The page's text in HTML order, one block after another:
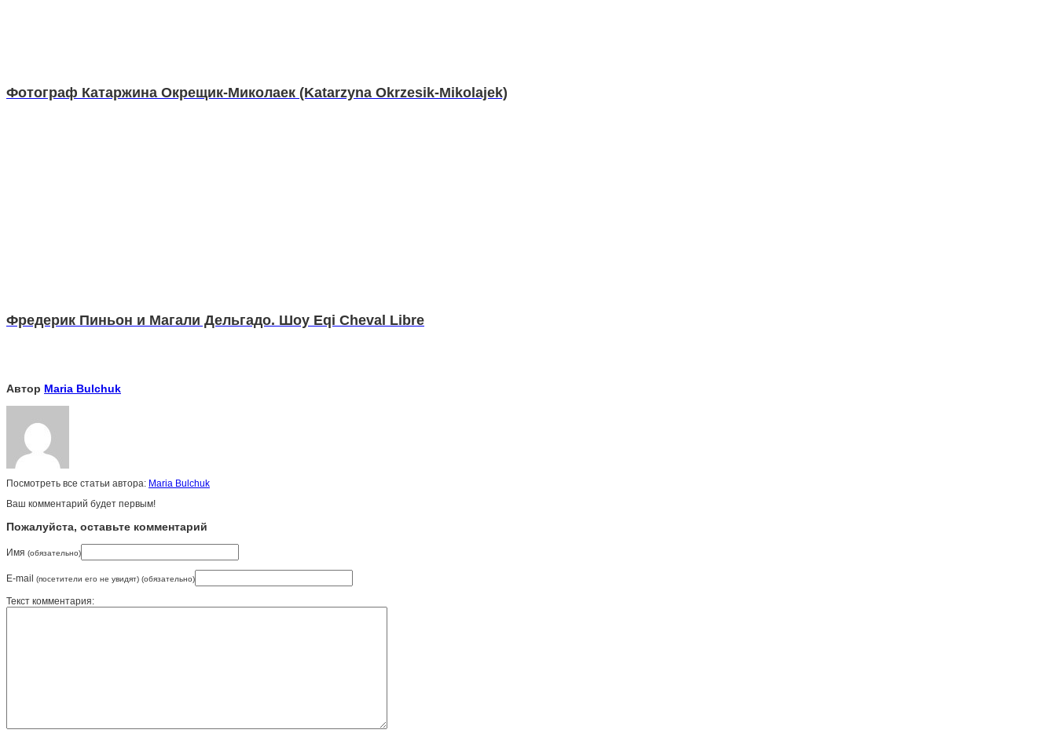
Фотограф Катаржина Окрещик-Миколаек (Katarzyna Okrzesik-Mikolajek)
Фредерик Пиньон и Магали Дельгадо. Шоу Eqi Cheval Libre
Автор Maria Bulchuk
Посмотреть все статьи автора: Maria Bulchuk
Ваш комментарий будет первым!
Пожалуйста, оставьте комментарий
Имя (обязательно)
E-mail (посетители его не увидят) (обязательно)
Текст комментария: